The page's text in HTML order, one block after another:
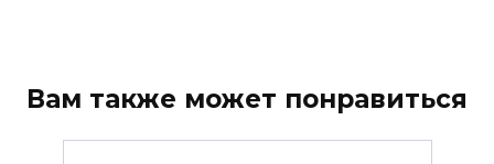
Вам также может понравиться